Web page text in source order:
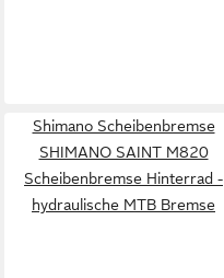
Shimano Scheibenbremse
SHIMANO SAINT M820
Scheibenbremse Hinterrad -
hydraulische MTB Bremse